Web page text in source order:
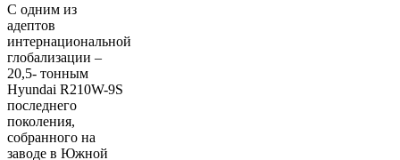
С одним из
адептов
интернациональной
глобализации –
20,5- тонным
Hyundai R210W-9S
последнего
поколения,
собранного на
заводе в Южной